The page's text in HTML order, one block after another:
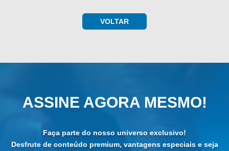
VOLTAR
ASSINE AGORA MESMO!
Faça parte do nosso universo exclusivo!
Desfrute de conteúdo premium, vantagens especiais e seja